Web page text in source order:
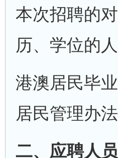
本次招聘的
历、学位的
港澳居民毕
居民管理办
二、应聘人